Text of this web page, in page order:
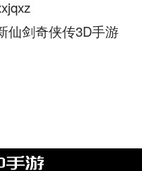
仙剑奇侠传3D手游